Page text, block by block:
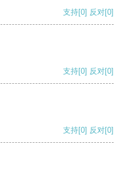
支持[0] 反对[0]
支持[0] 反对[0]
支持[0] 反对[0]